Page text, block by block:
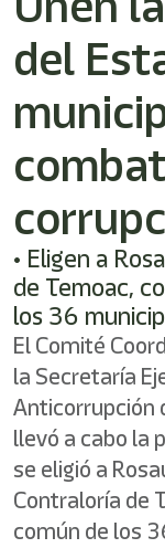
del
• Eligen a
de Temoac,
los 36
El Comité
la Secretaría
Anticorrupción
llevó a cabo la
se eligió a
Contraloría de
común de los